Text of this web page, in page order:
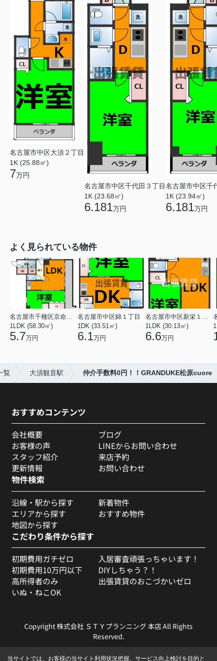
名古屋市中区大須２丁目
1K (25.88㎡)
7万円
名古屋市中区千代田３丁目
1K (23.68㎡)
6.181万円
名古屋市中区千
1K (23.94㎡)
6.181万円
よく見られている物件
1LDK (58.30㎡)
5.7万円
名古屋市中区錦１丁目
1DK (33.51㎡)
6.1万円
1LDK (30.13㎡)
6.6万円
覧 大須観音駅 仲介手数料0円！！GRANDUKE松原cuore
おすすめコンテンツ
会社概要
お客様の声
スタッフ紹介
更新情報
ブログ
LINEからお問い合わせ
来店予約
お問い合わせ
物件検索
沿線・駅から探す
エリアから探す
地図から探す
新着物件
おすすめ物件
こだわり条件から探す
初期費用ガチゼロ
初期費用10万円以下
高所得者のみ
いぬ・ねこOK
入居審査頑張っちゃいます！
DIYしちゃう？！
出張賃貸のおこづかいゼロ
Copyright 株式会社 ＳＴＹプランニング 本店 All Rights
Reserved.
当サイトでは、お客様の当サイト利用状況把握、サービス向上検討を目的と